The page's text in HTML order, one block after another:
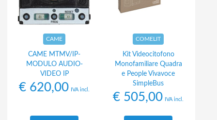
CAME
CAME MTMV/IP-
MODULO AUDIO-
VIDEO IP
€ 620,00 IVA incl.
COMELIT
Kit Videocitofono
Monofamiliare Quadra
e People Vivavoce
SimpleBus
€ 505,00 IVA incl.